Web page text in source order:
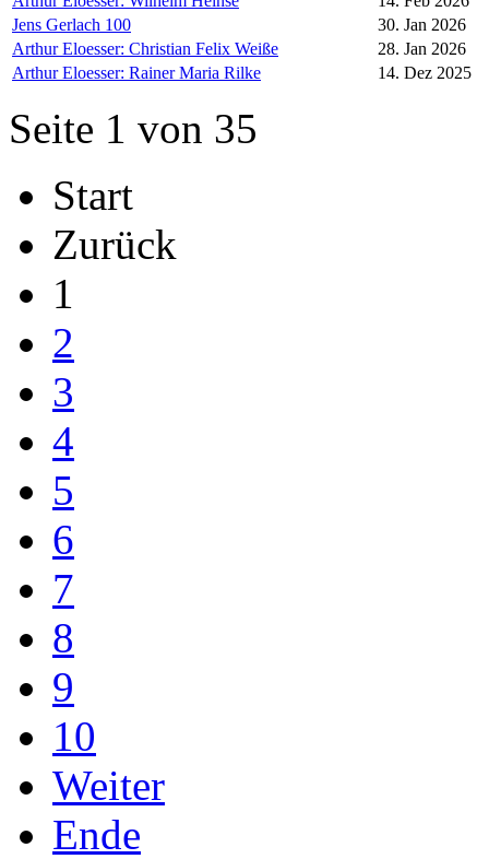
Jens Gerlach 100
30. Jan 2026
Arthur Eloesser: Christian Felix Weiße
28. Jan 2026
Arthur Eloesser: Rainer Maria Rilke
14. Dez 2025
Seite 1 von 35
Start
Zurück
1
2
3
4
5
6
7
8
9
10
Weiter
Ende